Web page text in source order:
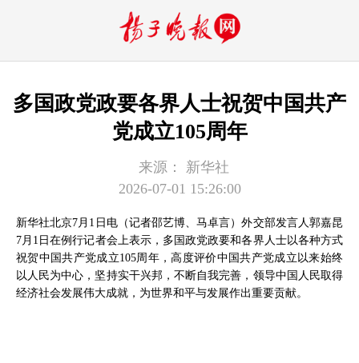
多国政党政要各界人士祝贺中国共产
党成立105周年
来源：
新华社
2026-07-01 15:26:00
新华社北京7月1日电（记者邵艺博、马卓言）外交部发言人郭嘉昆
7月1日在例行记者会上表示，多国政党政要和各界人士以各种方式
祝贺中国共产党成立105周年，高度评价中国共产党成立以来始终
以人民为中心，坚持实干兴邦，不断自我完善，领导中国人民取得
经济社会发展伟大成就，为世界和平与发展作出重要贡献。